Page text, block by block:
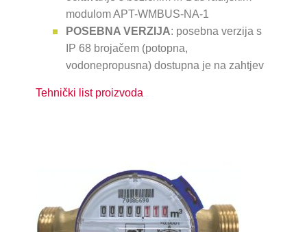
modulom APT-WMBUS-NA-1
POSEBNA VERZIJA: posebna verzija s
IP 68 brojačem (potopna,
vodonepropusna) dostupna je na zahtjev
Tehnički list proizvoda